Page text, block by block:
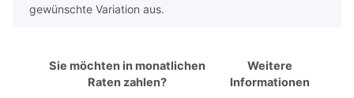
gewünschte Variation aus.
Sie möchten in monatlichen
Raten zahlen?
Weitere
Informationen